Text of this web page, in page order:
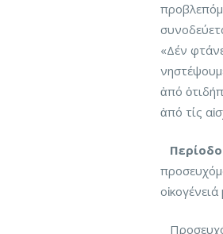
«Δέν
ἀπό
ἀπό τίς